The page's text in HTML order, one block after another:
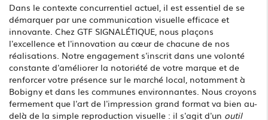
Dans le contexte concurrentiel actuel, il est essentiel de se
démarquer par une communication visuelle efficace et
innovante. Chez GTF SIGNALÉTIQUE, nous plaçons
l'excellence et l'innovation au cœur de chacune de nos
réalisations. Notre engagement s'inscrit dans une volonté
constante d'améliorer la notoriété de votre marque et de
renforcer votre présence sur le marché local, notamment à
Bobigny et dans les communes environnantes. Nous croyons
fermement que l'art de l'impression grand format va bien au-
delà de la simple reproduction visuelle : il s'agit d'un outil